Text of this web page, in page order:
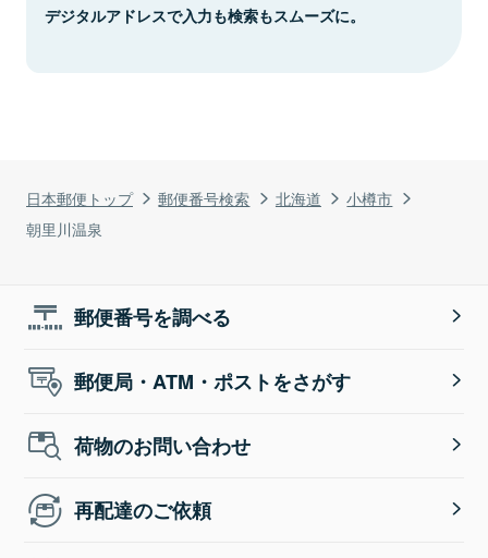
日本郵便トップ 郵便番号検索 北海道
小樽市
朝里川温泉
デジタルアドレスで入力も検索もスムーズに。
郵便番号を調べる
郵便局・ATM・ポストをさがす
荷物のお問い合わせ
再配達のご依頼